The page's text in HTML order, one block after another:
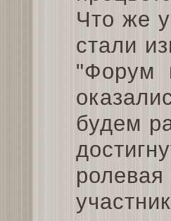
Что же
стали
"Форум
будем